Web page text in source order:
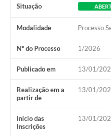
Situação
Modalidade Processo
Nº do Processo 1/2026
Publicado em 13/01/
Realização em a
partir de
13/01/
Início das
Inscrições
13/01/